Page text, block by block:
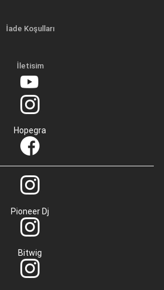
İade Koşulları
İletisim
Hopegra
Pioneer Dj
Bitwig